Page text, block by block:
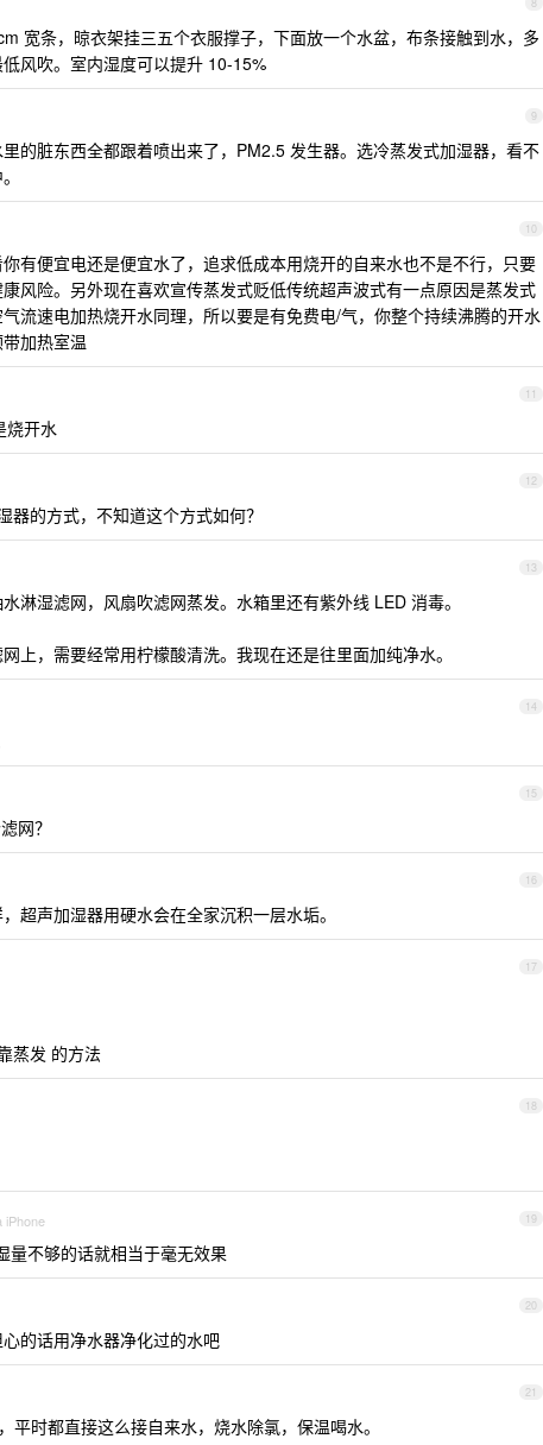
宽条，晾衣架挂三五个衣服撑子，下面放一个水盆，布条接触到水，多
风吹。室内湿度可以提升 10-15%
9
的脏东西全都跟着喷出来了，PM2.5 发生器。选冷蒸发式加湿器，看不
10
有便宜电还是便宜水了，追求低成本用烧开的自来水也不是不行，只要
风险。另外现在喜欢宣传蒸发式贬低传统超声波式有一点原因是蒸发式
流速电加热烧开水同理，所以要是有免费电/气，你整个持续沸腾的开水
加热室温
11
烧开水
12
的方式，不知道这个方式如何？
13
淋湿滤网，风扇吹滤网蒸发。水箱里还有紫外线 LED 消毒。
上，需要经常用柠檬酸清洗。我现在还是往里面加纯净水。
14
15
网？
16
超声加湿器用硬水会在全家沉积一层水垢。
17
蒸发 的方法
18
19
iPhone
量不够的话就相当于毫无效果
20
的话用净水器净化过的水吧
21
平时都直接这么接自来水，烧水除氯，保温喝水。